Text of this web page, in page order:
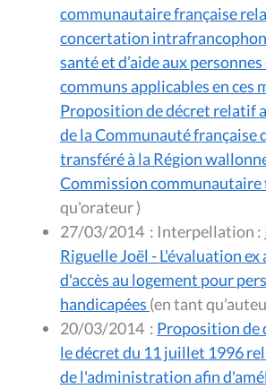
communautaire française
concertation
santé et d’aide aux
communs applicables en ces
Proposition de décret relatif
de la Communauté française
transféré à la Région
Commission communautaire
qu'orateur )
27/03/2014 : Interpellation :
Riguelle Joël - L'évaluation ex
d'accès au logement pour
handicapées
20/03/2014 : Proposition de
le décret du 11 juillet 1996
de l'administration afin